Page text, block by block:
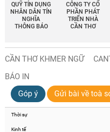
QUỸ TÍN DỤNG
NHÂN DÂN TÍN
NGHĨA
THÔNG BÁO
CÔNG TY CỔ
PHẦN PHÁT
TRIỂN NHÀ
CẦN THƠ
CẦN THƠ KHMER NGỮ
BÁO IN
Góp ý
Gửi bài về toà
Thời sự
Kinh tế